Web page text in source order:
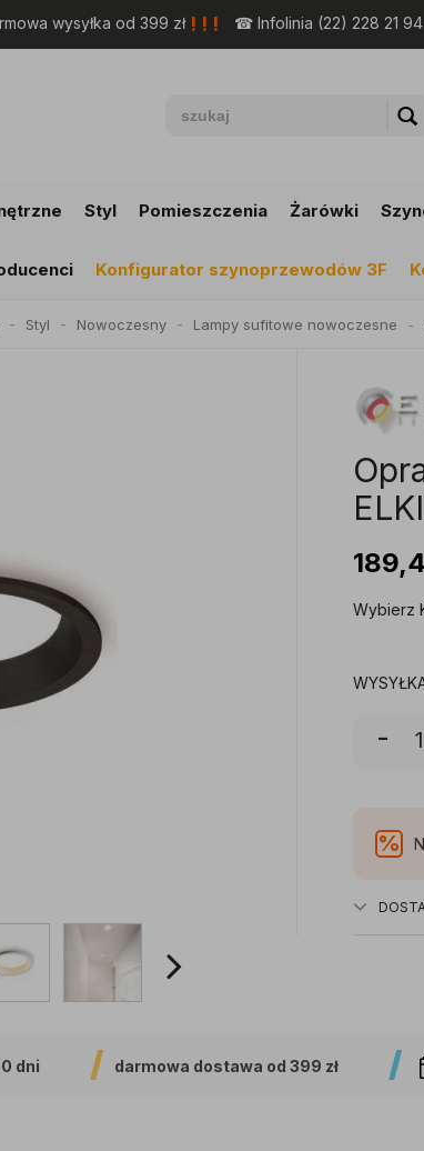
wysyłka od 399 zł ! ! ! ☎ Infolinia (22) 228 21
Styl Pomieszczenia Żarówki
Konfigurator szynoprzewodów 3F
Styl Nowoczesny Lampy sufitowe nowoczesne
Wybierz
-
%
dni darmowa dostawa od 399 zł